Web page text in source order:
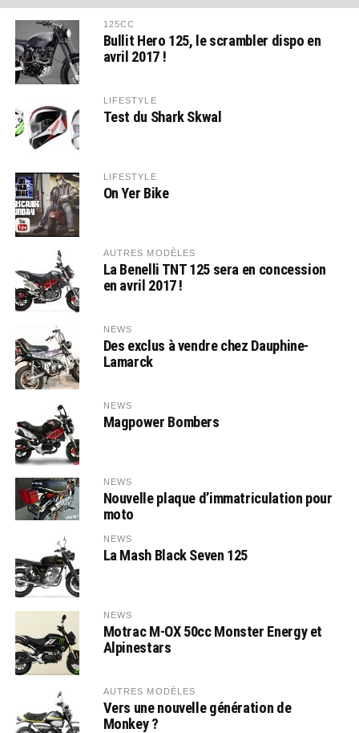
125CC
Bullit Hero 125, le scrambler dispo en
avril 2017 !
LIFESTYLE
Test du Shark Skwal
LIFESTYLE
On Yer Bike
AUTRES MODÈLES
La Benelli TNT 125 sera en concession
en avril 2017 !
NEWS
Des exclus à vendre chez Dauphine-
Lamarck
NEWS
Magpower Bombers
NEWS
Nouvelle plaque d’immatriculation pour
moto
NEWS
La Mash Black Seven 125
NEWS
Motrac M-OX 50cc Monster Energy et
Alpinestars
AUTRES MODÈLES
Vers une nouvelle génération de
Monkey ?